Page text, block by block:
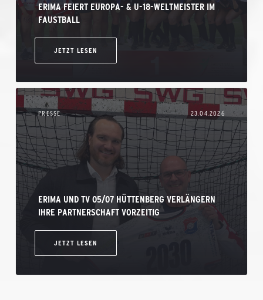
ERIMA FEIERT EUROPA- & U-18-WELTMEISTER IM
FAUSTBALL
JETZT LESEN
PRESSE 23.04.2026
ERIMA UND TV 05/07 HÜTTENBERG VERLÄNGERN
IHRE PARTNERSCHAFT VORZEITIG
JETZT LESEN